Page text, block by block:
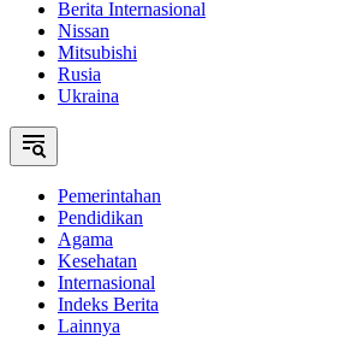
Berita Internasional
Nissan
Mitsubishi
Rusia
Ukraina
Pemerintahan
Pendidikan
Agama
Kesehatan
Internasional
Indeks Berita
Lainnya